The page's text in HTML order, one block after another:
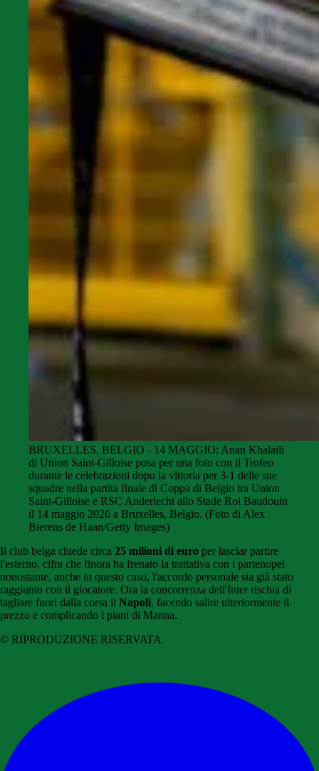
BRUXELLES, BELGIO - 14 MAGGIO: Anan Khalaili
di Union Saint-Gilloise posa per una foto con il Trofeo
durante le celebrazioni dopo la vittoria per 3-1 delle sue
squadre nella partita finale di Coppa di Belgio tra Union
Saint-Gilloise e RSC Anderlecht allo Stade Roi Baudouin
il 14 maggio 2026 a Bruxelles, Belgio. (Foto di Alex
Bierens de Haan/Getty Images)
Il club belga chiede circa 25 milioni di euro per lasciar partire
l'esterno, cifra che finora ha frenato la trattativa con i partenopei
nonostante, anche in questo caso, l'accordo personale sia già stato
raggiunto con il giocatore. Ora la concorrenza dell'Inter rischia di
tagliare fuori dalla corsa il Napoli, facendo salire ulteriormente il
prezzo e complicando i piani di Manna.
© RIPRODUZIONE RISERVATA